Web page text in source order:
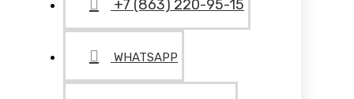
+7 (863) 220-95-15
WHATSAPP